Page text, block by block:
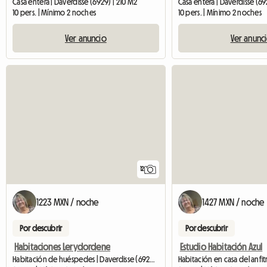
Casa entera | Daverdisse (6929) | 210 M2
10 pers. | Mínimo 2 noches
Ver anuncio
Casa entera | Daverdisse
10 pers. | Mínimo 2 noches
Ver
12
1223 MXN / noche
Por descubrir
Habitaciones Lerydordene
Habitación de huéspedes | Daverdisse (6929) | 12 M2
1427 MXN / noche
Por descubrir
Estudio Habitación Azul